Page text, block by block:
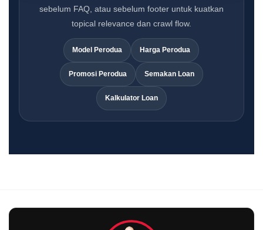
sebelum FAQ, atau sebelum footer untuk kuatkan
topical relevance dan crawl flow.
Model Perodua Harga Perodua
Promosi Perodua Semakan Loan
Kalkulator Loan